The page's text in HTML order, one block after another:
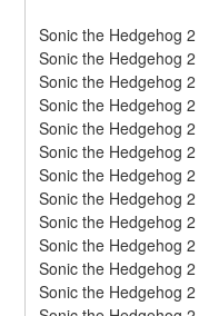
Sonic the Hedgehog
Sonic the Hedgehog
Sonic the Hedgehog
Sonic the Hedgehog
Sonic the Hedgehog
Sonic the Hedgehog
Sonic the Hedgehog
Sonic the Hedgehog
Sonic the Hedgehog
Sonic the Hedgehog
Sonic the Hedgehog
Sonic the Hedgehog